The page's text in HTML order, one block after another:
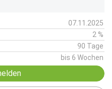
07.11.2025
2 %
90 Tage
bis 6 Wochen